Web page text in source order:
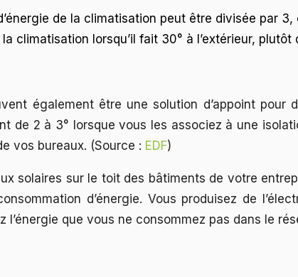
de la climatisation peut être divisée par 3,
climatisation lorsqu’il fait 30° à l’extérieur, plutôt
également être une solution d’appoint pour
de 2 à 3° lorsque vous les associez à une
vos bureaux. (Source : EDF)
solaires sur le toit des bâtiments de votre
d’énergie. Vous produisez de
l’énergie que vous ne consommez pas dans le